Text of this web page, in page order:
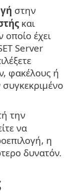
στην
και
οποίο έχει
Server
φακέλους ή
την
να
η
δυνατόν.